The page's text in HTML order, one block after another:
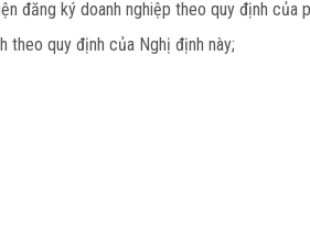
đăng ký doanh nghiệp theo quy định của
theo quy định của Nghị định này;